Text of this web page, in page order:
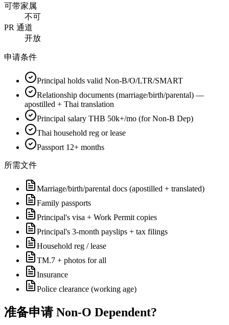
可带家属
不可
PR 通道
开放
申请条件
Principal holds valid Non-B/O/LTR/SMART
Relationship documents (marriage/birth/parental) —
apostilled + Thai translation
Principal salary THB 50k+/mo (for Non-B Dep)
Thai household reg or lease
Passport 12+ months
所需文件
Marriage/birth/parental docs (apostilled + translated)
Family passports
Principal's visa + Work Permit copies
Principal's 3-month payslips + tax filings
Household reg / lease
TM.7 + photos for all
Insurance
Police clearance (working age)
准备申请Non-O Dependent?